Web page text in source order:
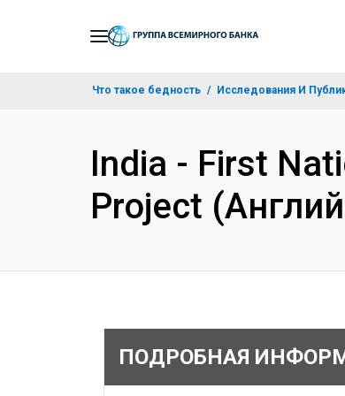
Что такое бедность Исследования И
India - First
Project
ПОДРОБНАЯ